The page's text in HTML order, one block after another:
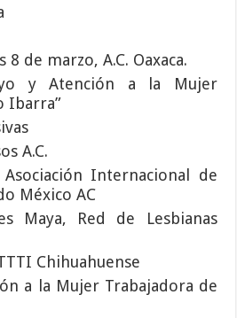
de marzo, A.C. Oaxaca.
y Atención a la Mujer
Ibarra”
A.C.
Internacional de
México AC
Maya, Red de Lesbianas
Chihuahuense
a la Mujer Trabajadora de